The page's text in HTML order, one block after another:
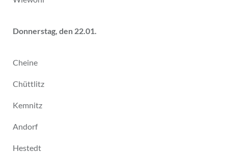
Donnerstag, den 22.01.
Cheine
Chüttlitz
Kemnitz
Andorf
Hestedt